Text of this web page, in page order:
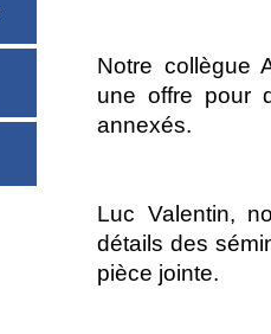
Notre collègue
une offre pour
annexés.
Luc Valentin,
détails des
pièce jointe.